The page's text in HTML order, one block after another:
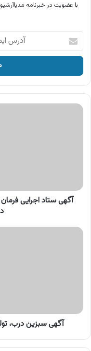
با عضویت در خبرنامه
آدرس
ایمیل
خود
وارد
کنید
آگهی
حوزه
بهداشت
دندان
آگهی ستاد اجرایی
آگهی
داخلی
آگهی سبزین درب،